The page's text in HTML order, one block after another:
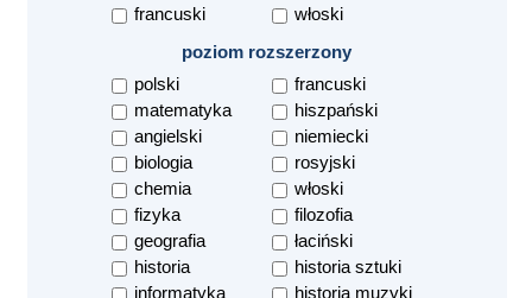
francuski
włoski
poziom rozszerzony
polski
matematyka
angielski
biologia
chemia
fizyka
geografia
historia
informatyka
francuski
hiszpański
niemiecki
rosyjski
włoski
filozofia
łaciński
historia sztuki
historia muzyki